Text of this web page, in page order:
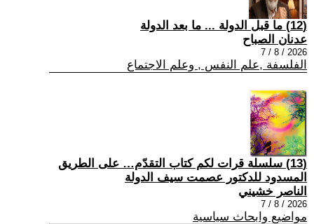
(12) ما قبل الدولة ... ما بعد الدولة
عدنان الصباح
2026 / 8 / 7
الفلسفة ,علم النفس , وعلم الاجتماع
(13) سلسلة قرات لكم كتاب التقدّم… على الطريق
المسدود للدكتور عصمت سيف الدولة
الناصر خشيني
2026 / 8 / 7
مواضيع وابحاث سياسية